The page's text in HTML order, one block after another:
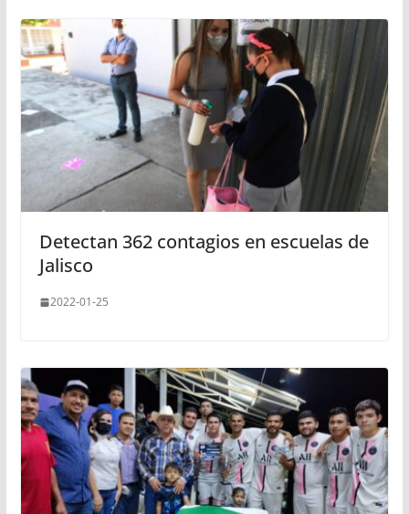
Detectan 362 contagios en escuelas de
Jalisco
2022-01-25